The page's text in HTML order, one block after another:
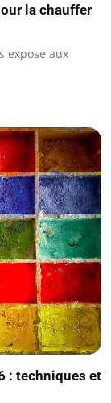
la chauffer
expose aux
: techniques et